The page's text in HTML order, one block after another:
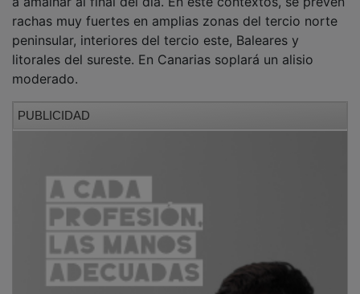
rachas muy fuertes en amplias zonas del tercio norte
peninsular, interiores del tercio este, Baleares y
litorales del sureste. En Canarias soplará un alisio
moderado.